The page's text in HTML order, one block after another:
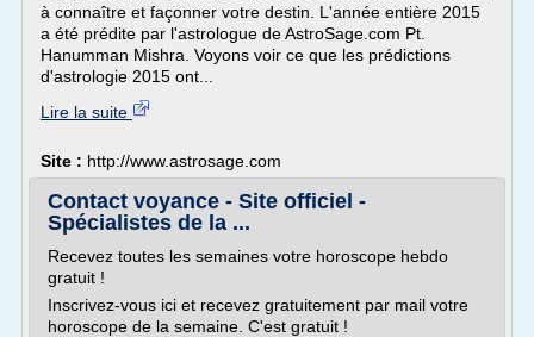
à connaître et façonner votre destin. L'année entière 2015
a été prédite par l'astrologue de AstroSage.com Pt.
Hanumman Mishra. Voyons voir ce que les prédictions
d'astrologie 2015 ont...
Lire la suite
Site : http://www.astrosage.com
Contact voyance - Site officiel -
Spécialistes de la ...
Recevez toutes les semaines votre horoscope hebdo
gratuit !
Inscrivez-vous ici et recevez gratuitement par mail votre
horoscope de la semaine. C'est gratuit !